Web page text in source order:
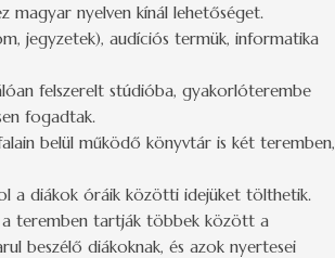
magyar nyelven kínál lehetőséget.
jegyzetek), audíciós termük, informatika
felszerelt stúdióba, gyakorlóterembe
fogadtak.
belül működő könyvtár is két teremben,
a diákok óráik közötti idejüket tölthetik.
a teremben tartják többek között a
beszélő diákoknak, és azok nyertesei